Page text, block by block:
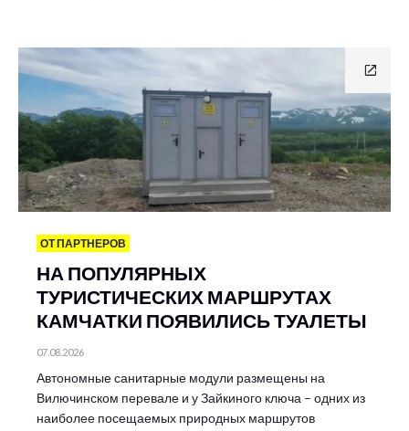
ОТ ПАРТНЕРОВ
НА ПОПУЛЯРНЫХ
ТУРИСТИЧЕСКИХ МАРШРУТАХ
КАМЧАТКИ ПОЯВИЛИСЬ ТУАЛЕТЫ
07.08.2026
Автономные санитарные модули размещены на
Вилючинском перевале и у Зайкиного ключа – одних из
наиболее посещаемых природных маршрутов